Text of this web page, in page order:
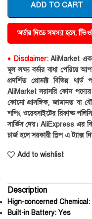
ADD TO CART
অর্ডার দিতে সমস্যা হলে,
♦ Disclaimer:AliMarket
মূল লক্ষ্য বর্ডার বাধা পেরিয়ে
প্রদর্শিত প্রোডাক্ট বিভিন্ন
AliMarket সরাসরি কোন পণ্যের
কোনো প্রাসঙ্গিক, জামানত বা
শপিং ওয়েবসাইটের রিফান্ড
সার্ভিস দেয়। AliExpress এর
চার্জ হলে সরকারী স্লিপ এ ট্যাক্স
Add to wishlist
Description
Hign-concerned Chemical:
Built-in Battery: Yes